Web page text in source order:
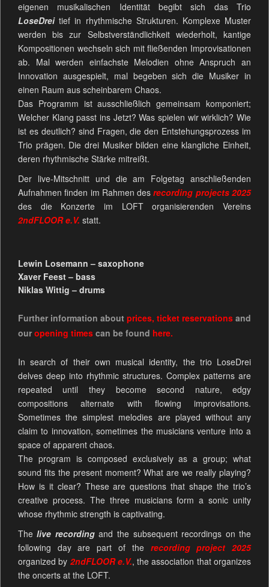
eigenen musikalischen Identität begibt sich das Trio
LoseDrei tief in rhythmische Strukturen. Komplexe Muster
werden bis zur Selbstverständlichkeit wiederholt, kantige
Kompositionen wechseln sich mit fließenden Improvisationen
ab. Mal werden einfachste Melodien ohne Anspruch an
Innovation ausgespielt, mal begeben sich die Musiker in
einen Raum aus scheinbarem Chaos.
Das Programm ist ausschließlich gemeinsam komponiert;
Welcher Klang passt ins Jetzt? Was spielen wir wirklich? Wie
ist es deutlich? sind Fragen, die den Entstehungsprozess im
Trio prägen. Die drei Musiker bilden eine klangliche Einheit,
deren rhythmische Stärke mitreißt.
Der live-Mitschnitt und die am Folgetag anschließenden
Aufnahmen finden im Rahmen desrecording projects 2025
des die Konzerte im LOFT organisierenden Vereins
2ndFLOOR e.V. statt.
Lewin Losemann – saxophone
Xaver Feest – bass
Niklas Wittig – drums
Further information about prices,ticket reservations and
our opening timescan be found here.
In search of their own musical identity, the trio LoseDrei
delves deep into rhythmic structures. Complex patterns are
repeated until they become second nature, edgy
compositions alternate with flowing improvisations.
Sometimes the simplest melodies are played without any
claim to innovation, sometimes the musicians venture into a
space of apparent chaos.
The program is composed exclusively as a group; what
sound fits the present moment? What are we really playing?
How is it clear? These are questions that shape the trio’s
creative process. The three musicians form a sonic unity
whose rhythmic strength is captivating.
Thelive recordingand the subsequent recordings on the
following day are part of the recording project 2025
organized by 2ndFLOOR e.V., the association that organizes
the oncerts at the LOFT.